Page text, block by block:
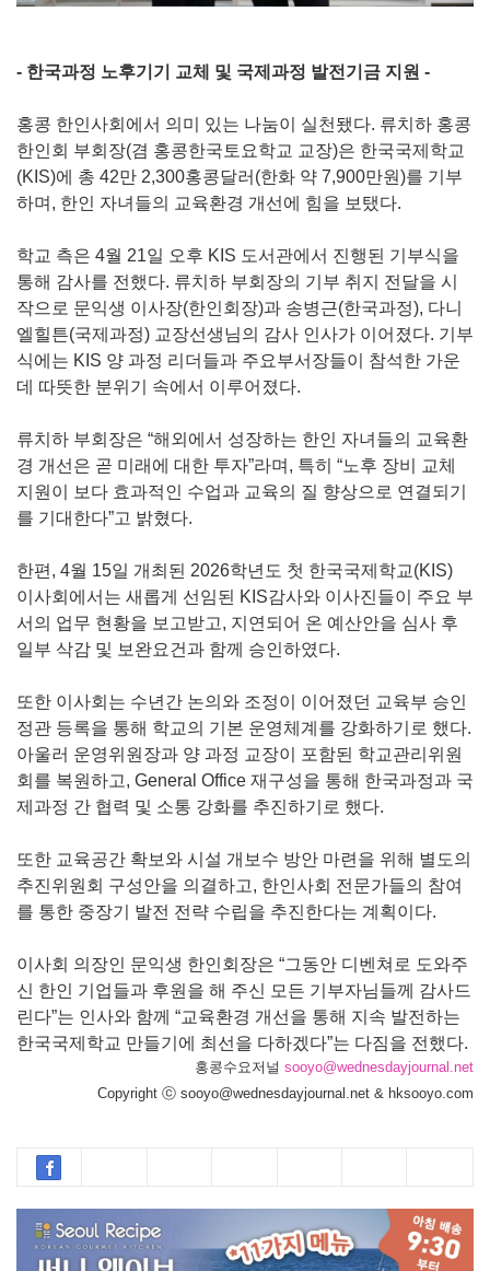
- 한국과정 노후기기 교체 및 국제과정 발전기금 지원 -
홍콩 한인사회에서 의미 있는 나눔이 실천됐다. 류치하 홍콩
한인회 부회장(겸 홍콩한국토요학교 교장)은 한국국제학교
(KIS)에 총 42만 2,300홍콩달러(한화 약 7,900만원)를 기부
하며, 한인 자녀들의 교육환경 개선에 힘을 보탰다.
학교 측은 4월 21일 오후 KIS 도서관에서 진행된 기부식을
통해 감사를 전했다. 류치하 부회장의 기부 취지 전달을 시
작으로 문익생 이사장(한인회장)과 송병근(한국과정), 다니
엘힐튼(국제과정) 교장선생님의 감사 인사가 이어졌다. 기부
식에는 KIS 양 과정 리더들과 주요부서장들이 참석한 가운
데 따뜻한 분위기 속에서 이루어졌다.
류치하 부회장은 “해외에서 성장하는 한인 자녀들의 교육환
경 개선은 곧 미래에 대한 투자”라며, 특히 “노후 장비 교체
지원이 보다 효과적인 수업과 교육의 질 향상으로 연결되기
를 기대한다”고 밝혔다.
한편, 4월 15일 개최된 2026학년도 첫 한국국제학교(KIS)
이사회에서는 새롭게 선임된 KIS감사와 이사진들이 주요 부
서의 업무 현황을 보고받고, 지연되어 온 예산안을 심사 후
일부 삭감 및 보완요건과 함께 승인하였다.
또한 이사회는 수년간 논의와 조정이 이어졌던 교육부 승인
정관 등록을 통해 학교의 기본 운영체계를 강화하기로 했다.
아울러 운영위원장과 양 과정 교장이 포함된 학교관리위원
회를 복원하고, General Office 재구성을 통해 한국과정과 국
제과정 간 협력 및 소통 강화를 추진하기로 했다.
또한 교육공간 확보와 시설 개보수 방안 마련을 위해 별도의
추진위원회 구성안을 의결하고, 한인사회 전문가들의 참여
를 통한 중장기 발전 전략 수립을 추진한다는 계획이다.
이사회 의장인 문익생 한인회장은 “그동안 디벤쳐로 도와주
신 한인 기업들과 후원을 해 주신 모든 기부자님들께 감사드
린다”는 인사와 함께 “교육환경 개선을 통해 지속 발전하는
한국국제학교 만들기에 최선을 다하겠다”는 다짐을 전했다.
홍콩수요저널 sooyo@wednesdayjournal.net
Copyright ⓒ sooyo@wednesdayjournal.net & hksooyo.com